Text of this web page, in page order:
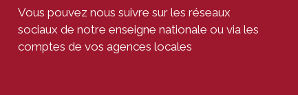
Vous pouvez nous suivre sur les réseaux
sociaux de notre enseigne nationale ou via les
comptes de vos agences locales